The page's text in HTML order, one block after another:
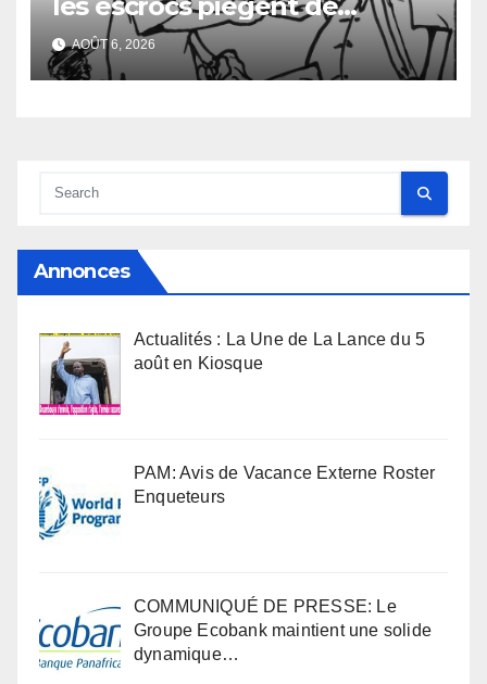
nombreux jeunes
AOÛT 6, 2026
Annonces
Actualités : La Une de La Lance du 5
août en Kiosque
PAM: Avis de Vacance Externe Roster
Enqueteurs
COMMUNIQUÉ DE PRESSE: Le
Groupe Ecobank maintient une solide
dynamique…